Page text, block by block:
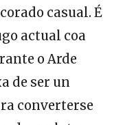
casual. É
actual coa
o Arde
de ser un
converterse